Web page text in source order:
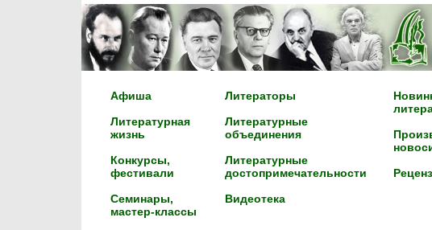
Афиша
Литературная
жизнь
Конкурсы,
фестивали
Семинары,
мастер-классы
Литераторы
Литературные
объединения
Литературные
достопримечательности
Видеотека